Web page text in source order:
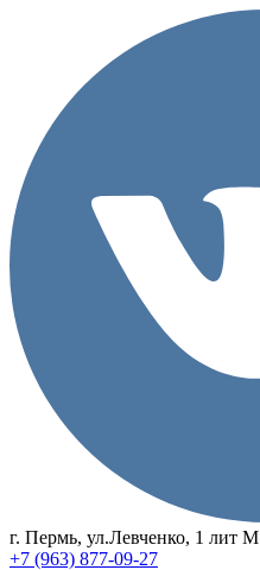
г. Пермь, ул.Левченко, 1 лит М
+7 (963) 877-09-27